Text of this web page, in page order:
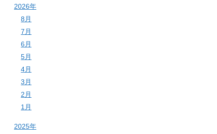
2026年
8月
7月
6月
5月
4月
3月
2月
1月
2025年